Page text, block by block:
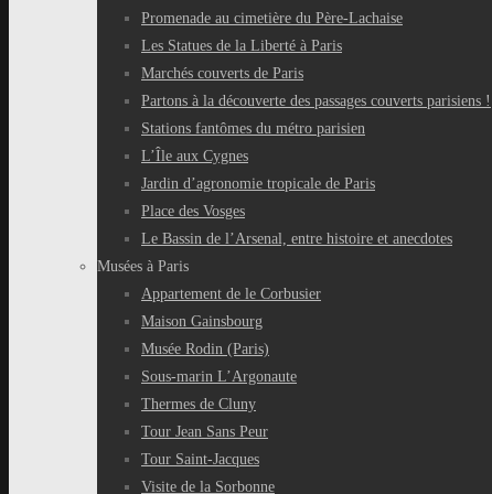
Promenade au cimetière du Père-Lachaise
Les Statues de la Liberté à Paris
Marchés couverts de Paris
Partons à la découverte des passages couverts parisiens !
Stations fantômes du métro parisien
L’Île aux Cygnes
Jardin d’agronomie tropicale de Paris
Place des Vosges
Le Bassin de l’Arsenal, entre histoire et anecdotes
Musées à Paris
Appartement de le Corbusier
Maison Gainsbourg
Musée Rodin (Paris)
Sous-marin L’Argonaute
Thermes de Cluny
Tour Jean Sans Peur
Tour Saint-Jacques
Visite de la Sorbonne